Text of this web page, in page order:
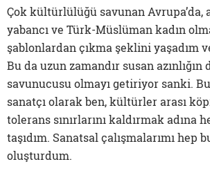
Çok kültürlülüğü savunan Avrupa’da,
yabancı ve Türk-Müslüman kadın
şablonlardan çıkma şeklini yaşadım
Bu da uzun zamandır susan azınlığın
savunucusu olmayı getiriyor sanki.
sanatçı olarak ben, kültürler arası
tolerans sınırlarını kaldırmak adına
taşıdım. Sanatsal çalışmalarımı hep
oluşturdum.